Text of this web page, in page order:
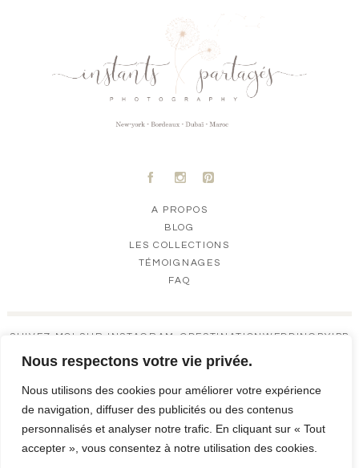
Nous respectons votre vie privée.
Nous utilisons des cookies pour améliorer votre expérience
de navigation, diffuser des publicités ou des contenus
personnalisés et analyser notre trafic. En cliquant sur « Tout
accepter », vous consentez à notre utilisation des cookies.
A C D
A PROPOS
BLOG
LES COLLECTIONS
TÉMOIGNAGES
FAQ
SUIVEZ-MOI SUR INSTAGRAM @DESTINATIONWEDDINGBYIPP
DESTINATIONW
OCT 9
DESTINATIONW
OCT 8
DESTINATIONW
OCT 6
OCT 6